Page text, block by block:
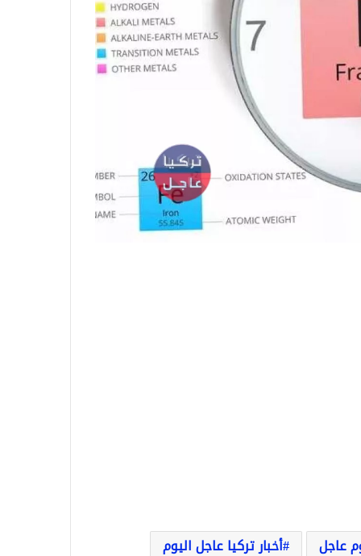
عاجل
أخبار تركيا عاجل اليوم